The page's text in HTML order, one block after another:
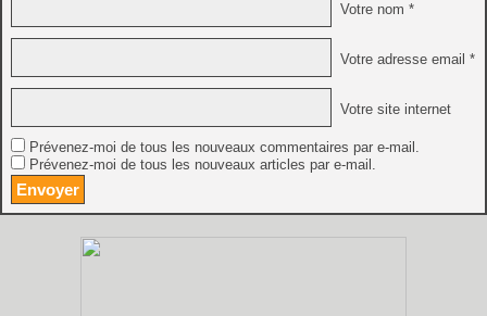
Votre nom *
Votre adresse email *
Votre site internet
Prévenez-moi de tous les nouveaux commentaires par e-mail.
Prévenez-moi de tous les nouveaux articles par e-mail.